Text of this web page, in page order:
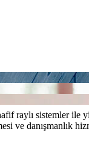
raylı sistemler ile
ve danışmanlık